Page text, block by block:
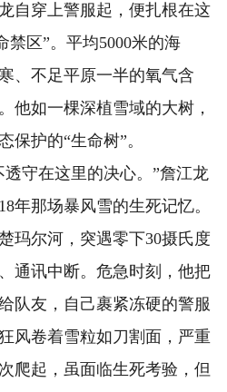
自穿上警服起，便扎根在这
禁区”。平均5000米的海
、不足平原一半的氧气含
他如一棵深植雪域的大树，
保护的“生命树”。
守在这里的决心。”詹江龙
年那场暴风雪的生死记忆。
玛尔河，突遇零下30摄氏度
通讯中断。危急时刻，他把
队友，自己裹紧冻硬的警服
风卷着雪粒如刀割面，严重
爬起，虽面临生死考验，但